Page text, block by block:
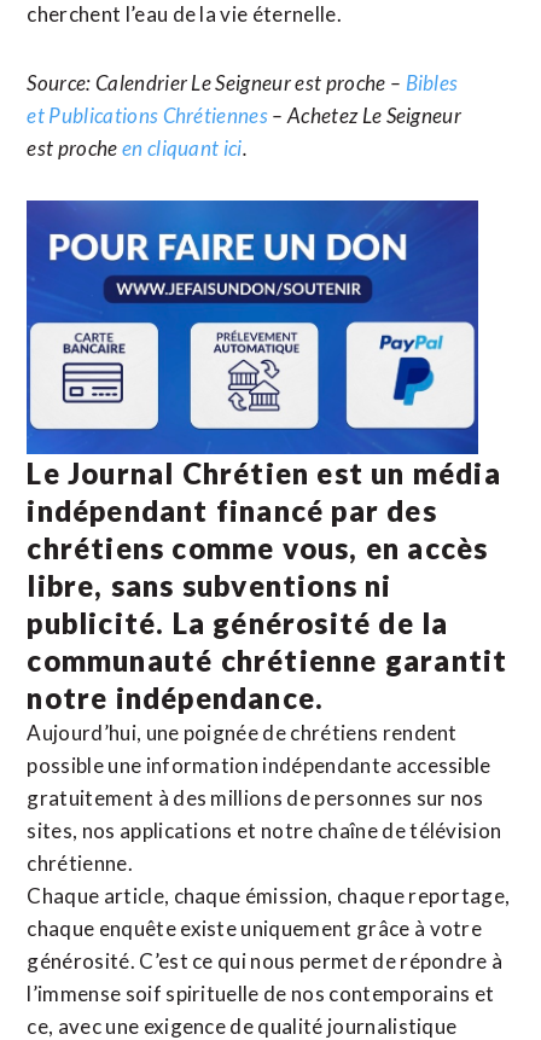
cherchent l’eau de la vie éternelle.
Source: Calendrier Le Seigneur est proche – Bibles
et Publications Chrétiennes– Achetez Le Seigneur
est procheen cliquant ici.
Le Journal Chrétien est un média
indépendant financé par des
chrétiens comme vous, en accès
libre, sans subventions ni
publicité. La générosité de la
communauté chrétienne garantit
notre indépendance.
Aujourd’hui, une poignée de chrétiens rendent
possible une information indépendante accessible
gratuitement à des millions de personnes sur nos
sites, nos applications et notre chaîne de télévision
chrétienne.
Chaque article, chaque émission, chaque reportage,
chaque enquête existe uniquement grâce à votre
générosité. C’est ce qui nous permet de répondre à
l’immense soif spirituelle de nos contemporains et
ce, avec une exigence de qualité journalistique